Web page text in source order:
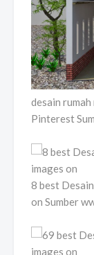
desain
Pinterest
8 best
on Sumber